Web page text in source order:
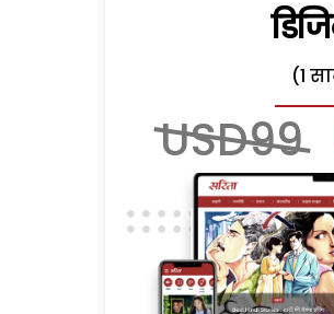
(1
USD99